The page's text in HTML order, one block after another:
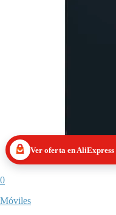
Ver oferta en AliExpress
0
Móviles